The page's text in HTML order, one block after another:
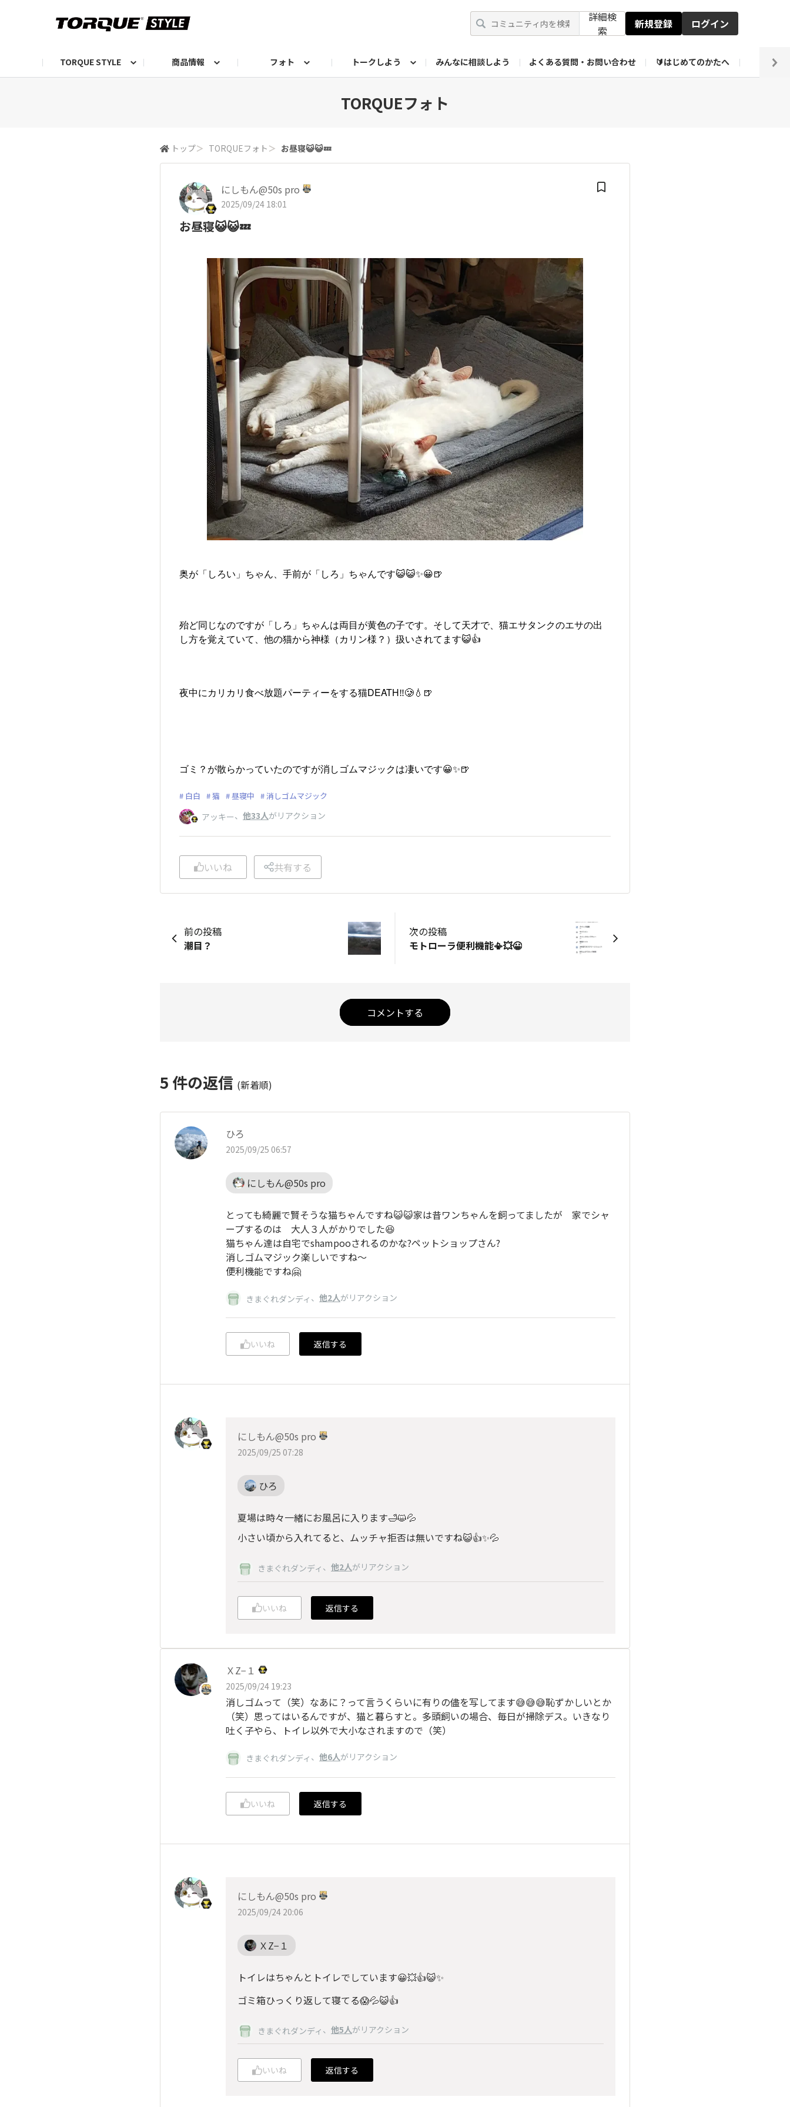
詳細検
索
新規登録 ログイン
TORQUE STYLE 商品情報 フォト トークしよう みんなに相談しよう よくある質問・お問い合わせ 🔰はじめてのかたへ 編集
TORQUEフォト
トップ＞ TORQUEフォト ＞ お昼寝😺😺💤
にしもん@50s pro
2025/09/24 18:01
お昼寝😺😺💤
奥が「しろい」ちゃん、手前が「しろ」ちゃんです😺😺✨😀🍺
殆ど同じなのですが「しろ」ちゃんは両目が黄色の子です。そして天才で、猫エサタンクのエサの出
し方を覚えていて、他の猫から神様（カリン様？）扱いされてます😺👍
夜中にカリカリ食べ放題パーティーをする猫DEATH‼️🥲💧🍺
ゴミ？が散らかっていたのですが消しゴムマジックは凄いです😀✨🍺
白白 猫 昼寝中 消しゴムマジック
アッキー、 他33人がリアクション
いいね 共有する
前の投稿
潮目？
次の投稿
モトローラ便利機能📳💥😀
コメントする
5 件の返信 (新着順)
ひろ
2025/09/25 06:57
にしもん@50s pro
とっても綺麗で賢そうな猫ちゃんですね😺😺家は昔ワンちゃんを飼ってましたが 家でシャ
ープするのは 大人３人がかりでした😆
猫ちゃん達は自宅でshampooされるのかな?ペットショップさん?
消しゴムマジック楽しいですね～
便利機能ですね🤗
きまぐれダンディ 、 他2人がリアクション
いいね 返信する
にしもん@50s pro
2025/09/25 07:28
ひろ
夏場は時々一緒にお風呂に入ります🛁😺💦
小さい頃から入れてると、ムッチャ拒否は無いですね😺👍✨💦
きまぐれダンディ 、 他2人がリアクション
いいね 返信する
ＸZ−１
2025/09/24 19:23
消しゴムって（笑）なあに？って言うくらいに有りの儘を写してます😅😅😅恥ずかしいとか
（笑）思ってはいるんですが、猫と暮らすと。多頭飼いの場合、毎日が掃除デス。いきなり
吐く子やら、トイレ以外で大小なされますので（笑）
きまぐれダンディ 、 他6人がリアクション
いいね 返信する
にしもん@50s pro
2025/09/24 20:06
ＸZ−１
トイレはちゃんとトイレでしています😀💥👍😺✨
ゴミ箱ひっくり返して寝てる😱💦😺👍
きまぐれダンディ 、 他5人がリアクション
いいね 返信する